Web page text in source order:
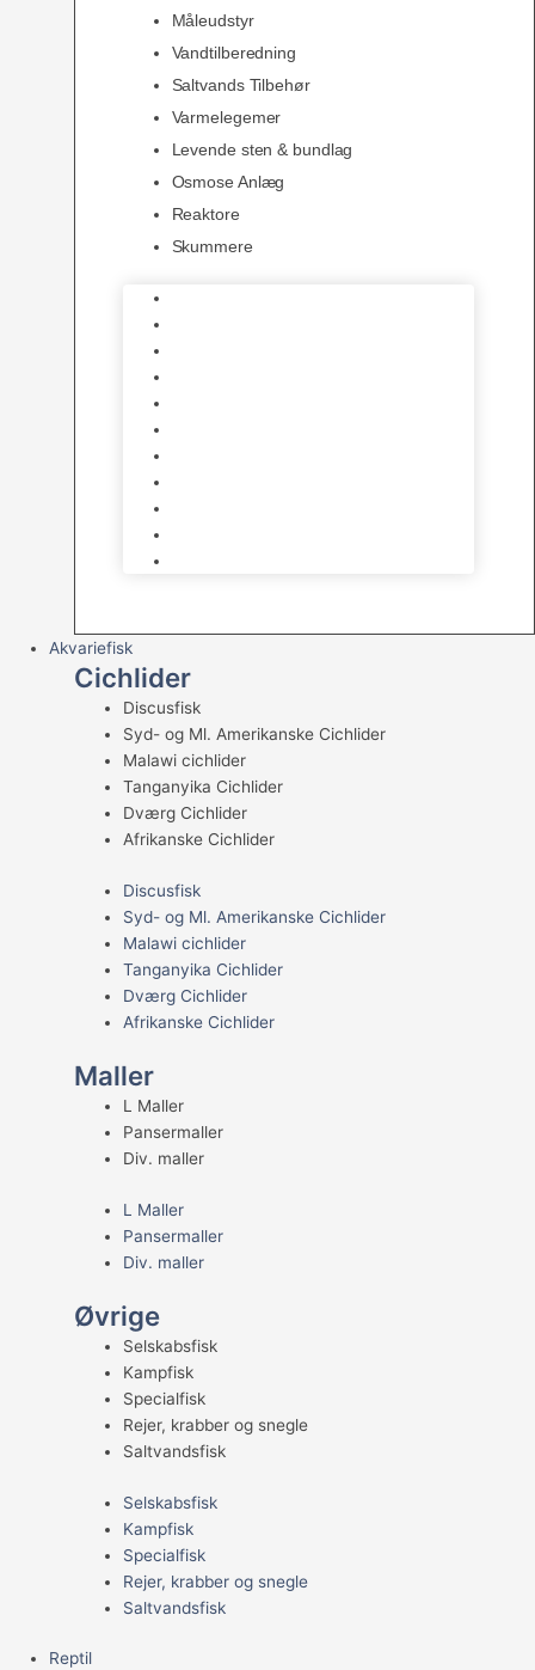
Måleudstyr
Vandtilberedning
Saltvands Tilbehør
Varmelegemer
Levende sten & bundlag
Osmose Anlæg
Reaktore
Skummere
Akvariefisk
Cichlider
Discusfisk
Syd- og Ml. Amerikanske Cichlider
Malawi cichlider
Tanganyika Cichlider
Dværg Cichlider
Afrikanske Cichlider
Discusfisk
Syd- og Ml. Amerikanske Cichlider
Malawi cichlider
Tanganyika Cichlider
Dværg Cichlider
Afrikanske Cichlider
Maller
L Maller
Pansermaller
Div. maller
L Maller
Pansermaller
Div. maller
Øvrige
Selskabsfisk
Kampfisk
Specialfisk
Rejer, krabber og snegle
Saltvandsfisk
Selskabsfisk
Kampfisk
Specialfisk
Rejer, krabber og snegle
Saltvandsfisk
Reptil